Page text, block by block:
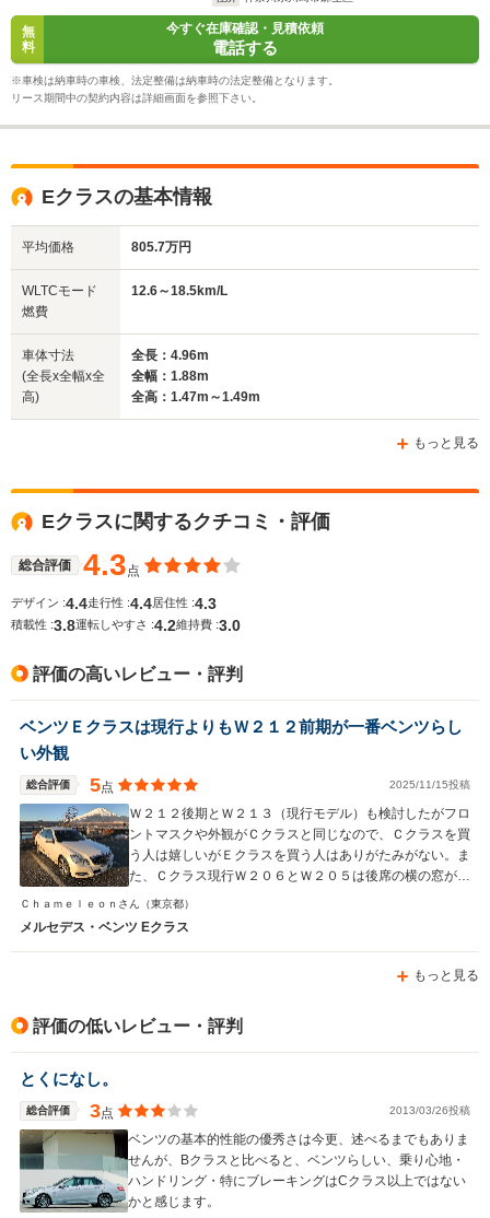
無
料
今すぐ在庫確認・見積依頼
電話する
※車検は納車時の車検、法定整備は納車時の法定整備となります。
リース期間中の契約内容は詳細画面を参照下さい。
Eクラスの基本情報
平均価格 805.7万円
WLTCモード
燃費
12.6～18.5km/L
車体寸法
(全長x全幅x全
高)
全長：4.96m
全幅：1.88m
全高：1.47m～1.49m
もっと見る
Eクラスに関するクチコミ・評価
総合評価 4.3点
デザイン :4.4走行性 :4.4 居住性 :4.3
積載性 :3.8運転しやすさ :4.2維持費 :3.0
評価の高いレビュー・評判
ベンツＥクラスは現行よりもＷ２１２前期が一番ベンツらし
い外観
総合評価 5点 2025/11/15投稿
Ｗ２１２後期とＷ２１３（現行モデル）も検討したがフロ
ントマスクや外観がＣクラスと同じなので、Ｃクラスを買
う人は嬉しいがＥクラスを買う人はありがたみがない。ま
た、Ｃクラス現行Ｗ２０６とＷ２０５は後席の横の窓が顔
にとても近く圧迫感あり、家族を乗せる私としてはＣクラ
スは対象から除外しました。 ＥクラスのＷ２１２前期が
一番ベンツらしい落ち着いた外観・内装であり、満足感が
能はクルマの安全を深く考えているメルセデスの設計理念
有してきて、２台持ちのうち１台目の車はそろそろベスト
ルセデス、の中から検討しましたが、クラウンは最近モデ
サくなってしまったのでボツ（ちなみにレクサスは全てＣ
ＶＴなのでボツ）、ＢＭＷは運転が楽しい車だったが総合
力でメルセデスにはやはりおよばない、ということでこの
車に決めました。
Ｃｈａｍｅｌｅｏｎさん （東京都）
メルセデス・ベンツ Eクラス
もっと見る
評価の低いレビュー・評判
とくになし。
総合評価 3点 2013/03/26投稿
ベンツの基本的性能の優秀さは今更、述べるまでもありま
せんが、Bクラスと比べると、ベンツらしい、乗り心地・
ハンドリング・特にブレーキングはCクラス以上ではない
かと感じます。